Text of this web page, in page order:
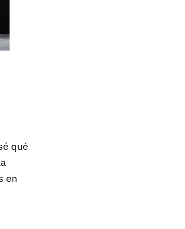
qué
en